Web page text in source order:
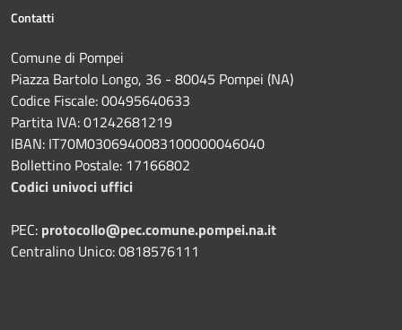
Contatti
Comune di Pompei
Piazza Bartolo Longo, 36 - 80045 Pompei (NA)
Codice Fiscale: 00495640633
Partita IVA: 01242681219
IBAN: IT70M0306940083100000046040
Bollettino Postale: 17166802
Codici univoci uffici
PEC: protocollo@pec.comune.pompei.na.it
Centralino Unico: 0818576111